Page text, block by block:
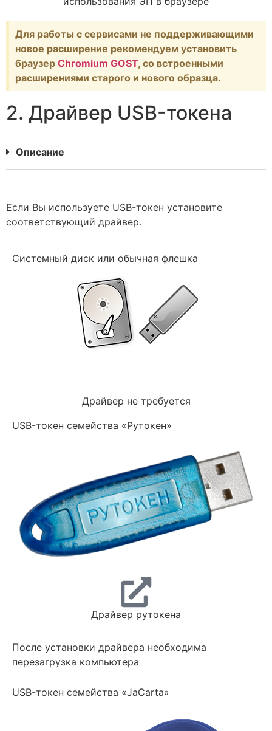
Для работы с сервисами не поддерживающими
новое расширение рекомендуем установить
браузер Chromium GOST, со встроенными
расширениями старого и нового образца.
2. Драйвер USB-токена
Описание
Если Вы используете USB-токен установите
соответствующий драйвер.
Системный диск или обычная флешка
Драйвер не требуется
USB-токен семейства «Рутокен»
Драйвер рутокена
После установки драйвера необходима
перезагрузка компьютера
USB-токен семейства «JaCarta»